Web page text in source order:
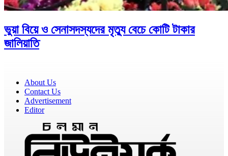
ভুয়া বিয়ে ও সেনাসদস্যদের মৃত্যু বেচে কোটি টাকার
জালিয়াতি
About Us
Contact Us
Advertisement
Editor